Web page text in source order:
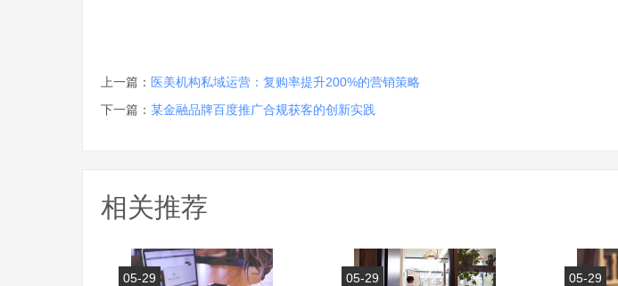
上一篇： 医美机构私域运营：复购率提升200%的营销策略
下一篇： 某金融品牌百度推广合规获客的创新实践
相关推荐
05-29 05-29 05-29